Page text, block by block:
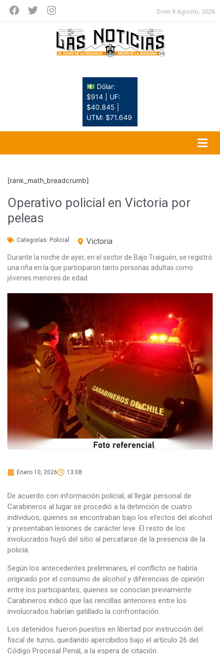
Dom 9 Agosto, 2026
💵 Dólar:
$914 | UF:
$40.845 |
UTM: $71.649
[rank_math_breadcrumb]
Operativo policial en Victoria por
peleas
Categorías: Policial Victoria
Durante la noche de ayer, en el sector de Bajo Traiguén, se registró
una riña en la que participaron tanto personas adultas como
jóvenes menores de edad.
Enero 10, 2026 13:08
De acuerdo con información policial, al llegar personal de
Carabineros al lugar se procedió a la detención de cuatro
individuos, quienes se encontraban bajo los efectos del alcohol
y presentaban lesiones de carácter leve. El resto de los
involucrados huyó del sitio al percatarse de la presencia de la
policía.
Según los antecedentes preliminares, el conflicto se habría
originado por el consumo de alcohol y diferencias de opinión
entre los participantes, quienes se conocían previamente.
Carabineros indicó que las rencillas anteriores entre los
involucrados habrían gatillado la confrontación.
Los detenidos fueron puestos en libertad por instrucción del
fiscal de turno, quedando apercibidos bajo el artículo 26 del
Código Procesal Penal, a la espera de citación.